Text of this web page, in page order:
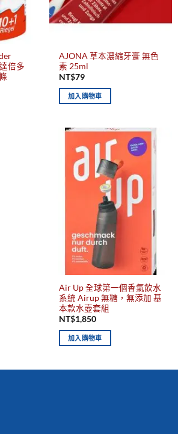
倍多
AJONA 草本濃縮牙膏 無色
素 25ml
NT$79
加入購物車
Air Up 全球第一個香氣飲水
系統 Airup 無糖，無添加 基
本款水壺套組
NT$1,850
加入購物車